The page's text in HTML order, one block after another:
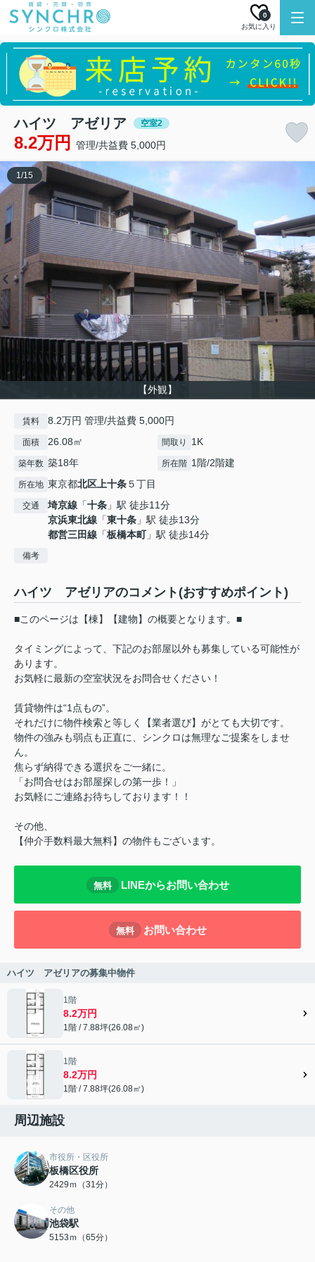
お気に入り
0
ハイツ アゼリア 空室2
8.2万円 管理/共益費 5,000円
【外観】
1 /15
賃料 8.2万円 管理/共益費 5,000円
面積 26.08㎡ 間取り 1K
築年数 築18年 所在階 1階/2階建
所在地 東京都北区 上十条５丁目
交通 埼京線 「十条 」駅 徒歩11分
京浜東北線 「東十条 」駅 徒歩13分
都営三田線 「板橋本町」駅 徒歩14分
備考
ハイツ アゼリアのコメント(おすすめポイント)
■このページは【棟】【建物】の概要となります。■
タイミングによって、下記のお部屋以外も募集している可能性が
あります。
お気軽に最新の空室状況をお問合せください！
賃貸物件は“1点もの”。
それだけに物件検索と等しく【業者選び】がとても大切です。
物件の強みも弱点も正直に、シンクロは無理なご提案をしませ
ん。
焦らず納得できる選択をご一緒に。
「お問合せはお部屋探しの第一歩！」
お気軽にご連絡お待ちしております！！
その他、
【仲介手数料最大無料】の物件もございます。
無料 LINEからお問い合わせ
無料 お問い合わせ
ハイツ アゼリアの募集中物件
1階
8.2万円
1階 / 7.88坪(26.08㎡)
1階
8.2万円
1階 / 7.88坪(26.08㎡)
周辺施設
市役所・区役所
板橋区役所
2429ｍ（31分）
その他
池袋駅
5153ｍ（65分）